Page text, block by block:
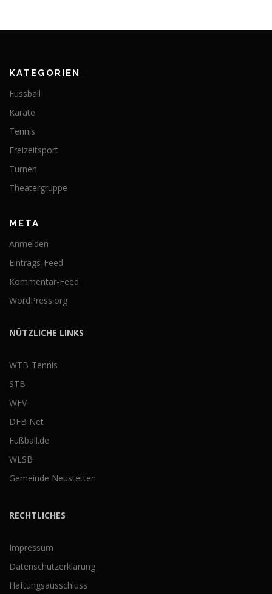
KATEGORIEN
Fussball
Karate
Tennis
Freizeitsport
Turnen
Theatergruppe
META
Anmelden
Eintrags-Feed
Kommentar-Feed
WordPress.org
NÜTZLICHE LINKS
WTB-Tennis
STB
WFV
DFB Net
Fußball.de
WLSB
Gemeinde Neustetten
RECHTLICHES
Impressum
Datenschutzerklärung
Haftungsausschluss